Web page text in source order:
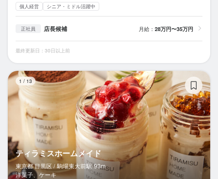
個人経営 シニア・ミドル活躍中
正社員 店長候補 月給： 28万円〜35万円
最終更新日：30日以上前
1 / 13
ティラミスホームメイド
東京都 目黒区 / 駒場東大前駅 93m
洋菓子、ケーキ